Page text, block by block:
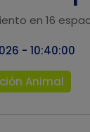
en 16
- 10:40:00
Animal